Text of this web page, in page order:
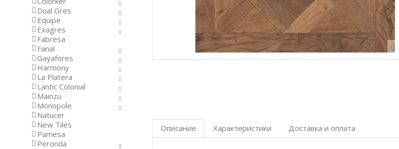
Описание Характеристики Доставка и оплата
Dual Gres
Equipe
Exagres
Fabresa
Fanal
Gayafores
Harmony
La Platera
Lantic Colonial
Mainzu
Monopole
Natucer
New Tiles
Pamesa
Peronda